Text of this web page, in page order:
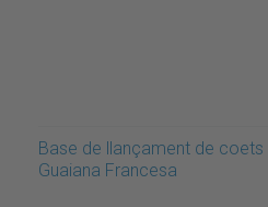
Base de llançament de coets
Guaiana Francesa